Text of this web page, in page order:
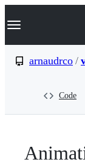
k
p
Navigation
arnaudrco /
Code